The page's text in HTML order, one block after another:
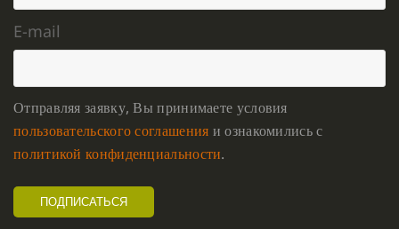
E-mail
Отправляя заявку, Вы принимаете условия
пользовательского соглашения и ознакомились с
политикой конфиденциальности.